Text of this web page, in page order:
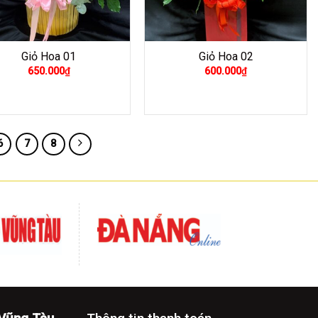
Giỏ Hoa 01
650.000₫
Giỏ Hoa 02
600.000₫
7 8